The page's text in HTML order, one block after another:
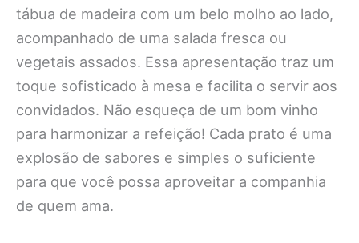
tábua de madeira com um belo molho ao lado,
acompanhado de uma salada fresca ou
vegetais assados. Essa apresentação traz um
toque sofisticado à mesa e facilita o servir aos
convidados. Não esqueça de um bom vinho
para harmonizar a refeição! Cada prato é uma
explosão de sabores e simples o suficiente
para que você possa aproveitar a companhia
de quem ama.